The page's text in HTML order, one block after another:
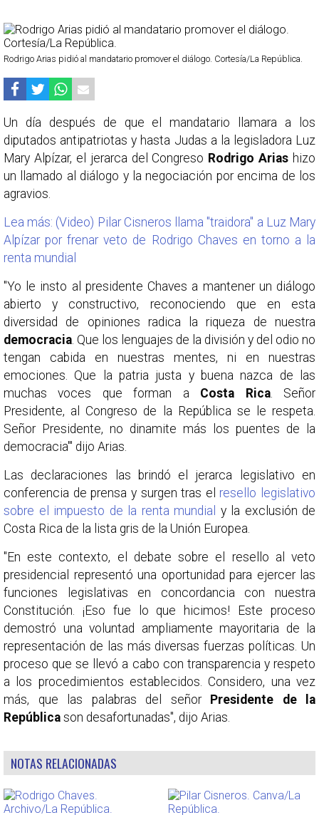
Rodrigo Arias pidió al mandatario promover el diálogo. Cortesía/La República.
Un día después de que el mandatario llamara a los
diputados antipatriotas y hasta Judas a la legisladora Luz
Mary Alpízar, el jerarca del Congreso Rodrigo Arias hizo
un llamado al diálogo y la negociación por encima de los
agravios.
Lea más: (Video) Pilar Cisneros llama "traidora" a Luz Mary
Alpízar por frenar veto de Rodrigo Chaves en torno a la
renta mundial
"Yo le insto al presidente Chaves a mantener un diálogo
abierto y constructivo, reconociendo que en esta
diversidad de opiniones radica la riqueza de nuestra
democracia. Que los lenguajes de la división y del odio no
tengan cabida en nuestras mentes, ni en nuestras
emociones. Que la patria justa y buena nazca de las
muchas voces que forman a Costa Rica. Señor
Presidente, al Congreso de la República se le respeta.
Señor Presidente, no dinamite más los puentes de la
democracia'" dijo Arias.
Las declaraciones las brindó el jerarca legislativo en
conferencia de prensa y surgen tras el resello legislativo
sobre el impuesto de la renta mundial y la exclusión de
Costa Rica de la lista gris de la Unión Europea.
"En este contexto, el debate sobre el resello al veto
presidencial representó una oportunidad para ejercer las
funciones legislativas en concordancia con nuestra
Constitución. ¡Eso fue lo que hicimos! Este proceso
demostró una voluntad ampliamente mayoritaria de la
representación de las más diversas fuerzas políticas. Un
proceso que se llevó a cabo con transparencia y respeto
a los procedimientos establecidos. Considero, una vez
más, que las palabras del señorPresidente de la
República son desafortunadas", dijo Arias.
NOTAS RELACIONADAS